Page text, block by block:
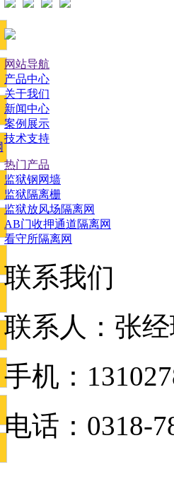
网站导航
产品中心
关于我们
新闻中心
案例展示
技术支持
热门产品
监狱钢网墙
监狱隔离栅
监狱放风场隔离网
AB门收押通道隔离网
看守所隔离网
联系我们
联系人：张
手机：
电话：0318-